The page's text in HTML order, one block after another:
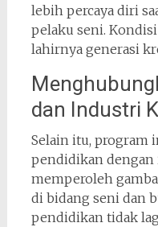
lebih percaya diri
pelaku seni.
lahirnya generasi
dan Industri
Selain itu, program
pendidikan dengan
memperoleh
di bidang seni dan
pendidikan tidak